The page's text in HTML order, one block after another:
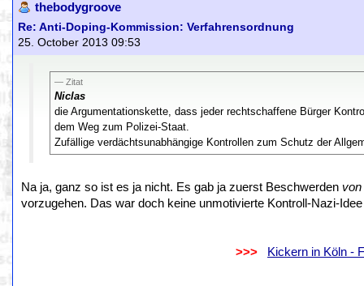
thebodygroove
Re: Anti-Doping-Kommission: Verfahrensordnung
25. October 2013 09:53
Zitat
Niclas
die Argumentationskette, dass jeder rechtschaffene Bürger
dem Weg zum Polizei-Staat.
Zufällige verdächtsunabhängige Kontrollen zum Schutz der
Na ja, ganz so ist es ja nicht. Es gab ja zuerst Beschwerden von
vorzugehen. Das war doch keine unmotivierte Kontroll-Nazi-
>>>
Kickern in Köln -